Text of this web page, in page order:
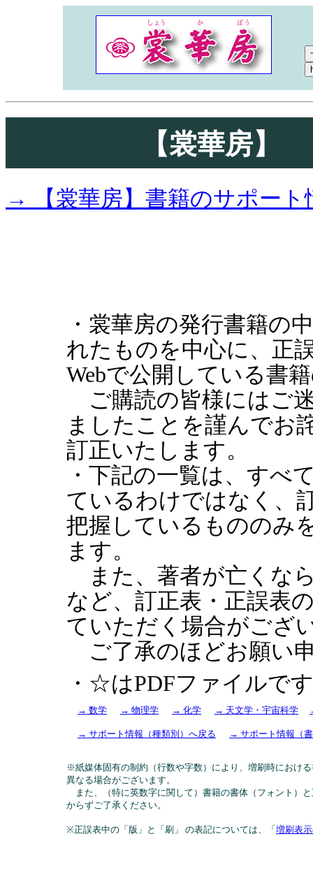
【裳華房】
→ 【裳華房】書籍のサポート
・裳華房の発行書籍の
れたものを中心に、正
Webで公開している書
ご購読の皆様にはご
ましたことを謹んでお
訂正いたします。
・下記の一覧は、すべ
ているわけではなく、
把握しているもののみ
ます。
また、著者が亡くな
など、訂正表・正誤表
ていただく場合がござ
ご了承のほどお願い
・☆はPDFファイルで
→ 数学 → 物理学 → 化学 → 天文学・宇宙科学
→ サポート情報（種類別）へ戻る → サポート情報（
※紙媒体固有の制約（行数や字数）により、増刷時におけ
異なる場合がございます。
また、（特に英数字に関して）書籍の書体（フォント）
からずご了承ください。
※正誤表中の「版」と「刷」 の表記については、「 増刷表